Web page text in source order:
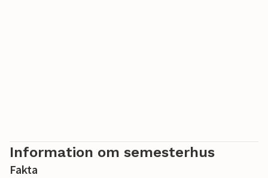
Information om semesterhus
Fakta